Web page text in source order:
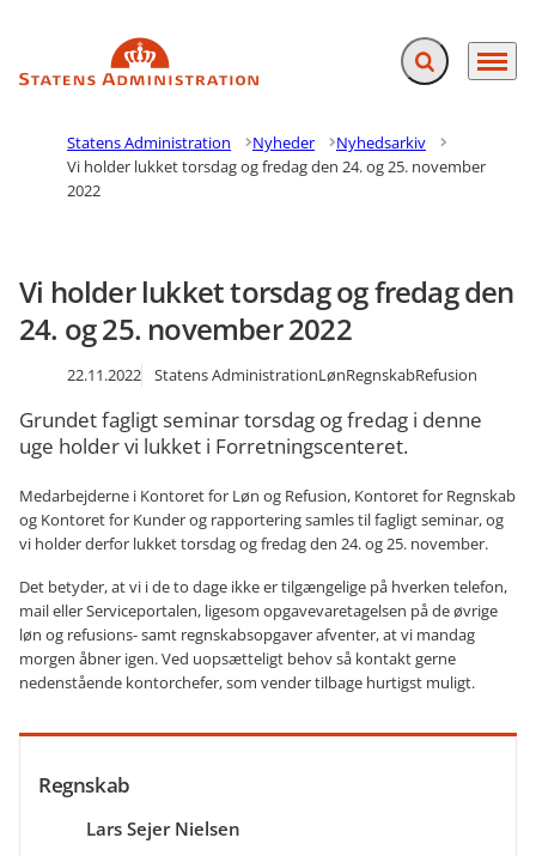
Gå til forsiden Fold søgefelt ud
Menu
Statens Administration Nyheder
Nyhedsarkiv
Vi holder lukket torsdag og fredag den 24. og 25. november
2022
Vi holder lukket torsdag og fredag den
24. og 25. november 2022
22.11.2022 Statens AdministrationLønRegnskabRefusion
Grundet fagligt seminar torsdag og fredag i denne
uge holder vi lukket i Forretningscenteret.
Medarbejderne i Kontoret for Løn og Refusion, Kontoret for Regnskab
og Kontoret for Kunder og rapportering samles til fagligt seminar, og
vi holder derfor lukket torsdag og fredag den 24. og 25. november.
Det betyder, at vi i de to dage ikke er tilgængelige på hverken telefon,
mail eller Serviceportalen, ligesom opgavevaretagelsen på de øvrige
løn og refusions- samt regnskabsopgaver afventer, at vi mandag
morgen åbner igen. Ved uopsætteligt behov så kontakt gerne
nedenstående kontorchefer, som vender tilbage hurtigst muligt.
Regnskab
Lars Sejer Nielsen